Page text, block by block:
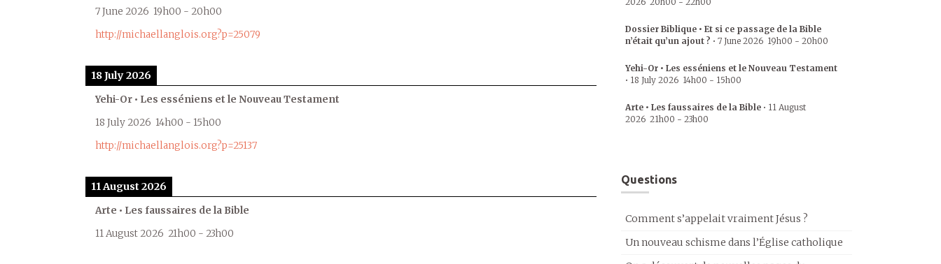
7 June 2026 19h00 - 20h00
http://michaellanglois.org?p=25079
18 July 2026
Yehi-Or • Les esséniens et le Nouveau Testament
18 July 2026 14h00 - 15h00
http://michaellanglois.org?p=25137
11 August 2026
Arte • Les faussaires de la Bible
11 August 2026 21h00 - 23h00
Dossier Biblique • Et si ce passage de la Bible
n’était qu’un ajout ? • 7 June 2026 19h00 - 20h00
Yehi-Or • Les esséniens et le Nouveau Testament
• 18 July 2026 14h00 - 15h00
Arte • Les faussaires de la Bible • 11 August
2026 21h00 - 23h00
Questions
Comment s’appelait vraiment Jésus ?
Un nouveau schisme dans l’Église catholique